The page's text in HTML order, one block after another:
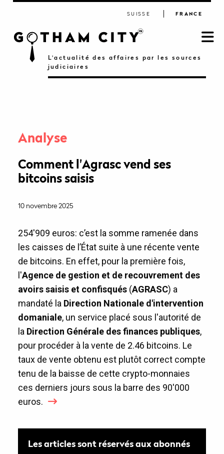
L'actualité des affaires par les sources
judiciaires
SUISSE FRANCE
Analyse
Comment l'Agrasc vend ses
bitcoins saisis
10 novembre 2025
254'909 euros: c’est la somme ramenée dans
les caisses de l’État suite à une récente vente
de bitcoins. En effet, pour la première fois,
l'Agence de gestion et de recouvrement des
avoirs saisis et confisqués(AGRASC) a
mandaté laDirection Nationale d'intervention
domaniale, un service placé sous l'autorité de
la Direction Générale des finances publiques,
pour procéder à la vente de 2.46 bitcoins. Le
taux de vente obtenu est plutôt correct compte
tenu de la baisse de cette crypto-monnaies
ces derniers jours sous la barre des 90'000
euros.
Les articles sont réservés aux abonnés